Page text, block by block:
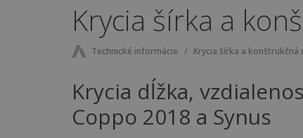
Krycia šírka a
Technické informácie Krycia šírka a konštrukčná
Krycia dĺžka,
Coppo 2018 a Synus